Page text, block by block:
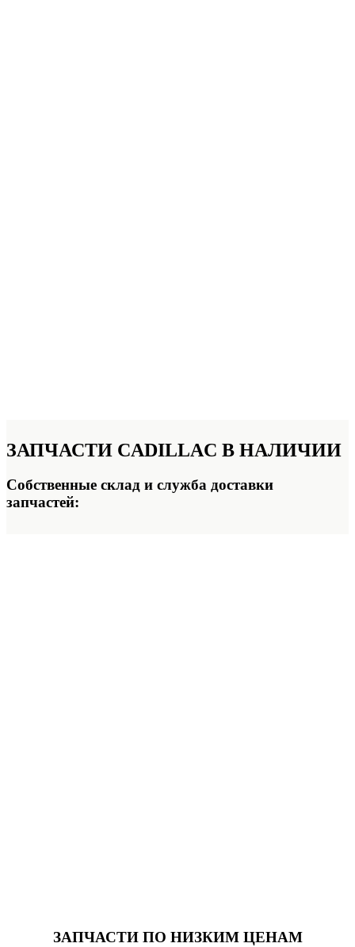
ЗАПЧАСТИ CADILLAC В НАЛИЧИИ
Собственные склад и служба доставки
запчастей:
ЗАПЧАСТИПО НИЗКИМ ЦЕНАМ